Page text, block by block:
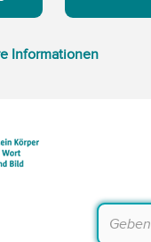
Informationen